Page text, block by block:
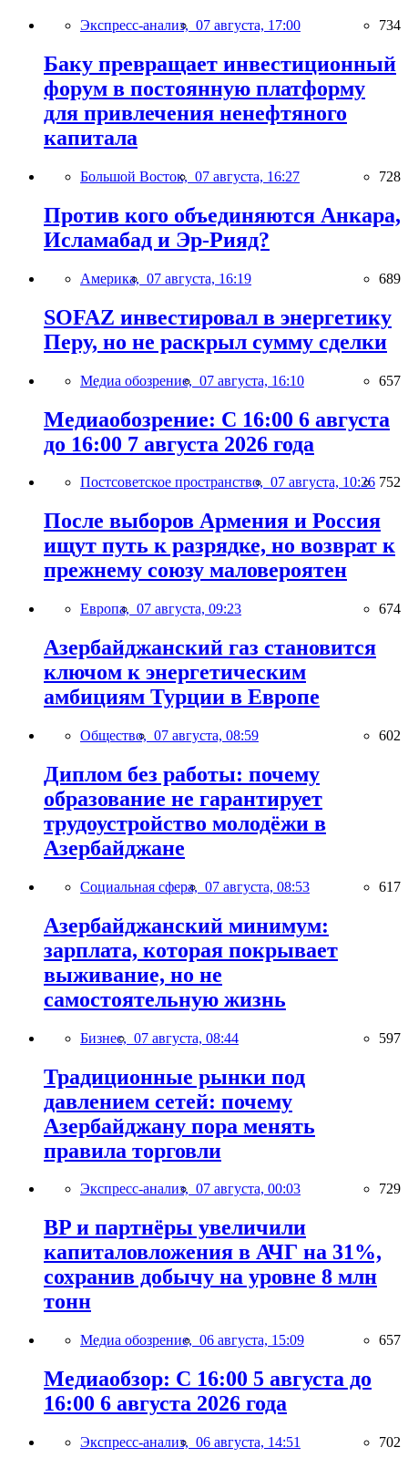
Экспресс-анализ, 07 августа, 17:00 734
Баку превращает инвестиционный
форум в постоянную платформу
для привлечения ненефтяного
капитала
Большой Восток, 07 августа, 16:27 728
Против кого объединяются Анкара,
Исламабад и Эр-Рияд?
Америка, 07 августа, 16:19 689
SOFAZ инвестировал в энергетику
Перу, но не раскрыл сумму сделки
Медиа обозрение, 07 августа, 16:10 657
Медиаобозрение: С 16:00 6 августа
до 16:00 7 августа 2026 года
Постсоветское пространство, 07 августа, 10:26 752
После выборов Армения и Россия
ищут путь к разрядке, но возврат к
прежнему союзу маловероятен
Европа, 07 августа, 09:23 674
Азербайджанский газ становится
ключом к энергетическим
амбициям Турции в Европе
Общество, 07 августа, 08:59 602
Диплом без работы: почему
образование не гарантирует
трудоустройство молодёжи в
Азербайджане
Социальная сфера, 07 августа, 08:53 617
Азербайджанский минимум:
зарплата, которая покрывает
выживание, но не
самостоятельную жизнь
Бизнес, 07 августа, 08:44 597
Традиционные рынки под
давлением сетей: почему
Азербайджану пора менять
правила торговли
Экспресс-анализ, 07 августа, 00:03 729
BP и партнёры увеличили
капиталовложения в АЧГ на 31%,
сохранив добычу на уровне 8 млн
тонн
Медиа обозрение, 06 августа, 15:09 657
Медиаобзор: С 16:00 5 августа до
16:00 6 августа 2026 года
Экспресс-анализ, 06 августа, 14:51 702